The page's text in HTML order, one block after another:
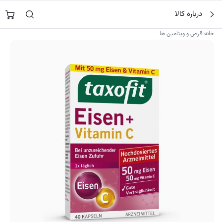
محتوا
جستجو در
درباره کالا
خانه›قرص و ویتامین ها